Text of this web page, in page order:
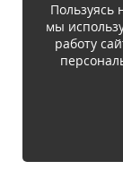
Пользуясь
мы
работу